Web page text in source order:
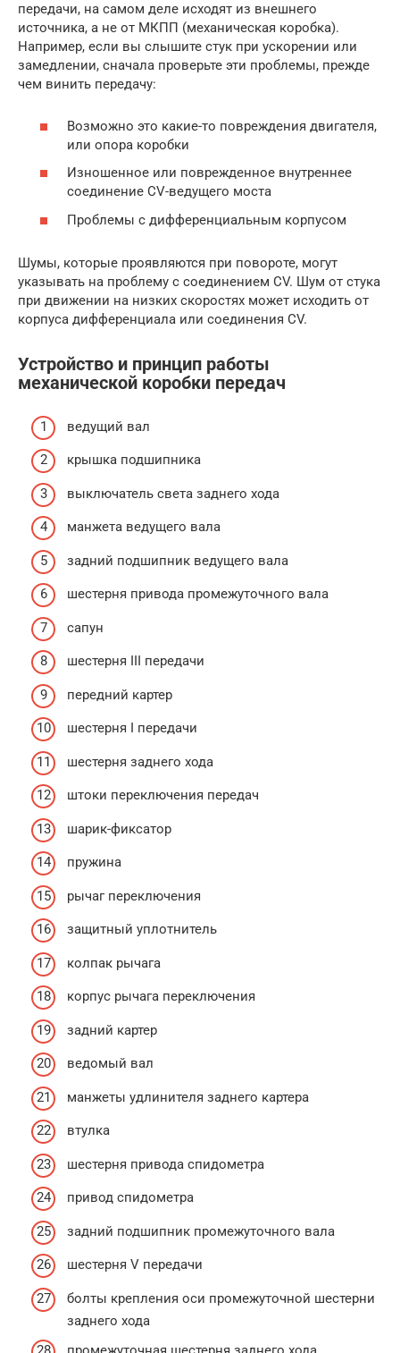
передачи, на самом деле исходят из внешнего
источника, а не от МКПП (механическая коробка).
Например, если вы слышите стук при ускорении или
замедлении, сначала проверьте эти проблемы, прежде
чем винить передачу:
Возможно это какие-то повреждения двигателя,
или опора коробки
Изношенное или поврежденное внутреннее
соединение CV-ведущего моста
Проблемы с дифференциальным корпусом
Шумы, которые проявляются при повороте, могут
указывать на проблему с соединением CV. Шум от стука
при движении на низких скоростях может исходить от
корпуса дифференциала или соединения CV.
Устройство и принцип работы
механической коробки передач
ведущий вал
крышка подшипника
выключатель света заднего хода
манжета ведущего вала
задний подшипник ведущего вала
шестерня привода промежуточного вала
сапун
шестерня III передачи
передний картер
шестерня I передачи
шестерня заднего хода
штоки переключения передач
шарик-фиксатор
пружина
рычаг переключения
защитный уплотнитель
колпак рычага
корпус рычага переключения
задний картер
ведомый вал
манжеты удлинителя заднего картера
втулка
шестерня привода спидометра
привод спидометра
задний подшипник промежуточного вала
шестерня V передачи
болты крепления оси промежуточной шестерни
заднего хода